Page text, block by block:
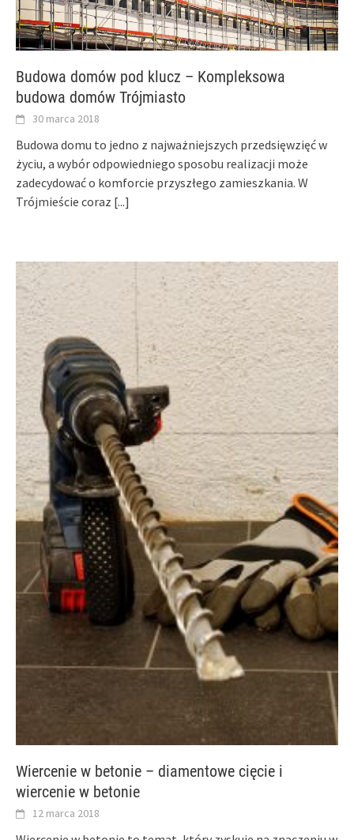
Budowa domów pod klucz – Kompleksowa
budowa domów Trójmiasto
30 marca 2018
Budowa domu to jedno z najważniejszych przedsięwzięć w
życiu, a wybór odpowiedniego sposobu realizacji może
zadecydować o komforcie przyszłego zamieszkania. W
Trójmieście coraz [...]
Wiercenie w betonie – diamentowe cięcie i
wiercenie w betonie
12 marca 2018